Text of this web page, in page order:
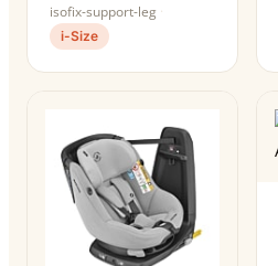
isofix-support-leg
i-Size